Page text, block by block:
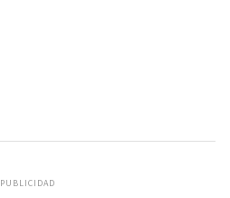
PUBLICIDAD